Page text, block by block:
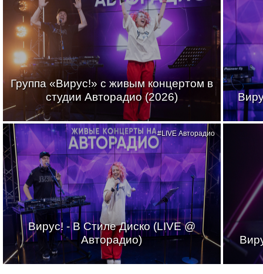
Группа «Вирус!» с живым концертом в
студии Авторадио (2026)
Вирус! - В Стиле Диско (LIVE @
Авторадио)
#LIVE Авторадио